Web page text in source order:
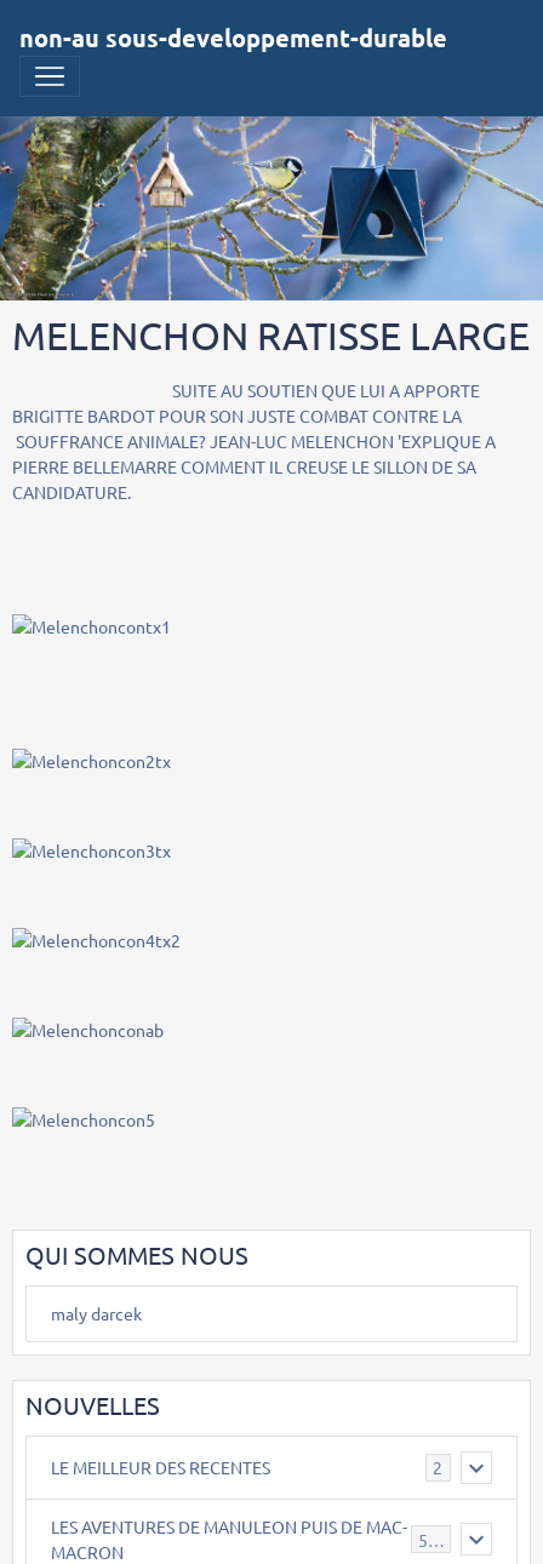
non-au sous-developpement-durable
MELENCHON RATISSE LARGE
SUITE AU SOUTIEN QUE LUI A APPORTE
BRIGITTE BARDOT POUR SON JUSTE COMBAT CONTRE LA
SOUFFRANCE ANIMALE? JEAN-LUC MELENCHON 'EXPLIQUE A
PIERRE BELLEMARRE COMMENT IL CREUSE LE SILLON DE SA
CANDIDATURE.
QUI SOMMES NOUS
maly darcek
NOUVELLES
LE MEILLEUR DES RECENTES 2
LES AVENTURES DE MANULEON PUIS DE MAC-
MACRON
543